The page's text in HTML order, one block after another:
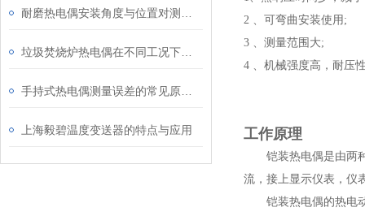
上海毅碧温度变送器的特点与应用
2 、可弯曲安装使用;
3 、测量范围大;
4 、机械强度高，耐压
工作原理
铠装热电偶是由两种
流，接上显示仪表，仪
铠装热电偶的热电动